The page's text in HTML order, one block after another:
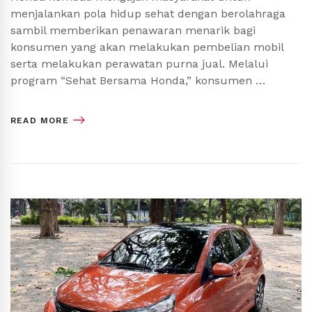
menjalankan pola hidup sehat dengan berolahraga
sambil memberikan penawaran menarik bagi
konsumen yang akan melakukan pembelian mobil
serta melakukan perawatan purna jual. Melalui
program “Sehat Bersama Honda,” konsumen …
READ MORE